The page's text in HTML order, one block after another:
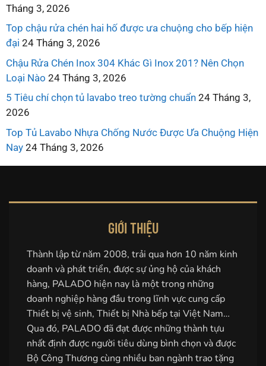
Tháng 3, 2026
Top chậu rửa chén hai hố được ưa chuộng cho bếp hiện
đại 24 Tháng 3, 2026
Chậu Rửa Chén Inox 304 Khác Gì Inox 201? Nên Chọn
Loại Nào 24 Tháng 3, 2026
5 Tiêu chí chọn tủ lavabo treo tường chuẩn 24 Tháng 3,
2026
Top Tủ Lavabo Nhựa Chống Nước Được Ưa Chuộng Hiện
Nay 24 Tháng 3, 2026
GIỚI THIỆU
Thành lập từ năm 2008, trải qua hơn 10 năm kinh
doanh và phát triển, được sự ủng hộ của khách
hàng, PALADO hiện nay là một trong những
doanh nghiệp hàng đầu trong lĩnh vực cung cấp
Thiết bị vệ sinh, Thiết bị Nhà bếp tại Việt Nam…
Qua đó, PALADO đã đạt được những thành tựu
nhất định được người tiêu dùng bình chọn và được
Bộ Công Thương cùng nhiều ban ngành trao tặng